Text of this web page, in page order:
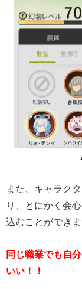
また、キャラク
り、とにかく会
込むことができま
同じ職業でも自
いい！！